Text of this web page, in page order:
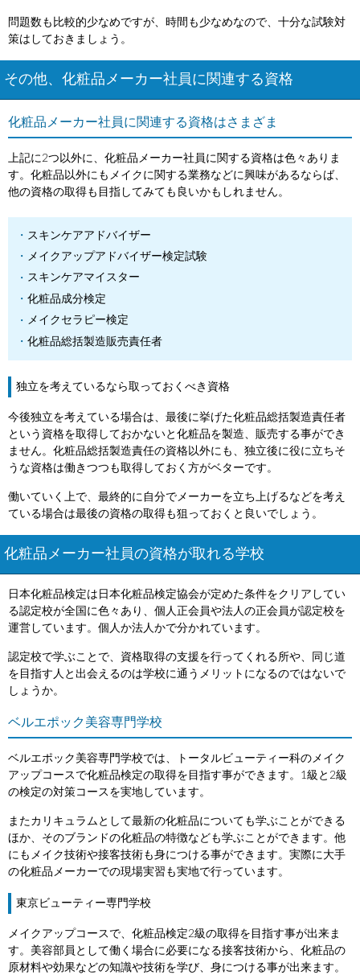
問題数も比較的少なめですが、時間も少なめなので、十分な試験対
策はしておきましょう。
その他、化粧品メーカー社員に関連する資格
化粧品メーカー社員に関連する資格はさまざま
上記に2つ以外に、化粧品メーカー社員に関する資格は色々ありま
す。化粧品以外にもメイクに関する業務などに興味があるならば、
他の資格の取得も目指してみても良いかもしれません。
スキンケアアドバイザー
メイクアップアドバイザー検定試験
スキンケアマイスター
化粧品成分検定
メイクセラピー検定
化粧品総括製造販売責任者
独立を考えているなら取っておくべき資格
今後独立を考えている場合は、最後に挙げた化粧品総括製造責任者
という資格を取得しておかないと化粧品を製造、販売する事ができ
ません。化粧品総括製造責任の資格以外にも、独立後に役に立ちそ
うな資格は働きつつも取得しておく方がベターです。
働いていく上で、最終的に自分でメーカーを立ち上げるなどを考え
ている場合は最後の資格の取得も狙っておくと良いでしょう。
化粧品メーカー社員の資格が取れる学校
日本化粧品検定は日本化粧品検定協会が定めた条件をクリアしてい
る認定校が全国に色々あり、個人正会員や法人の正会員が認定校を
運営しています。個人か法人かで分かれています。
認定校で学ぶことで、資格取得の支援を行ってくれる所や、同じ道
を目指す人と出会えるのは学校に通うメリットになるのではないで
しょうか。
ベルエポック美容専門学校
ベルエポック美容専門学校では、トータルビューティー科のメイク
アップコースで化粧品検定の取得を目指す事ができます。1級と2級
の検定の対策コースを実地しています。
またカリキュラムとして最新の化粧品についても学ぶことができる
ほか、そのブランドの化粧品の特徴なども学ぶことができます。他
にもメイク技術や接客技術も身につける事ができます。実際に大手
の化粧品メーカーでの現場実習も実地で行っています。
東京ビューティー専門学校
メイクアップコースで、化粧品検定2級の取得を目指す事が出来ま
す。美容部員として働く場合に必要になる接客技術から、化粧品の
原材料や効果などの知識や技術を学び、身につける事が出来ます。